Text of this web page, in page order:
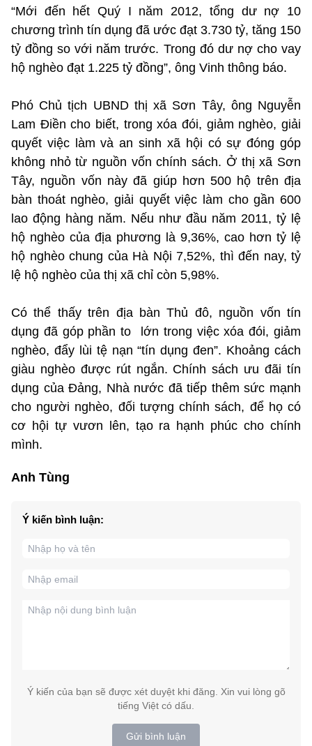
“Mới đến hết Quý I năm 2012, tổng dư nợ 10
chương trình tín dụng đã ước đạt 3.730 tỷ, tăng 150
tỷ đồng so với năm trước. Trong đó dư nợ cho vay
hộ nghèo đạt 1.225 tỷ đồng”, ông Vinh thông báo.
Phó Chủ tịch UBND thị xã Sơn Tây, ông Nguyễn
Lam Điền cho biết, trong xóa đói, giảm nghèo, giải
quyết việc làm và an sinh xã hội có sự đóng góp
không nhỏ từ nguồn vốn chính sách. Ở thị xã Sơn
Tây, nguồn vốn này đã giúp hơn 500 hộ trên địa
bàn thoát nghèo, giải quyết việc làm cho gần 600
lao động hàng năm. Nếu như đầu năm 2011, tỷ lệ
hộ nghèo của địa phương là 9,36%, cao hơn tỷ lệ
hộ nghèo chung của Hà Nội 7,52%, thì đến nay, tỷ
lệ hộ nghèo của thị xã chỉ còn 5,98%.
Có thể thấy trên địa bàn Thủ đô, nguồn vốn tín
dụng đã góp phần to lớn trong việc xóa đói, giảm
nghèo, đẩy lùi tệ nạn “tín dụng đen”. Khoảng cách
giàu nghèo được rút ngắn. Chính sách ưu đãi tín
dụng của Đảng, Nhà nước đã tiếp thêm sức mạnh
cho người nghèo, đối tượng chính sách, để họ có
cơ hội tự vươn lên, tạo ra hạnh phúc cho chính
mình.
Anh Tùng
Ý kiến bình luận:
Ý kiến của bạn sẽ được xét duyệt khi đăng. Xin vui lòng gõ
tiếng Việt có dấu.
Gửi bình luận